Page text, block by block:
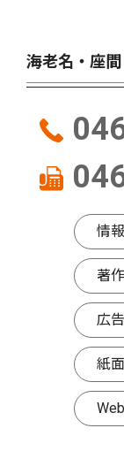
海老名・座
情
著
広
紙